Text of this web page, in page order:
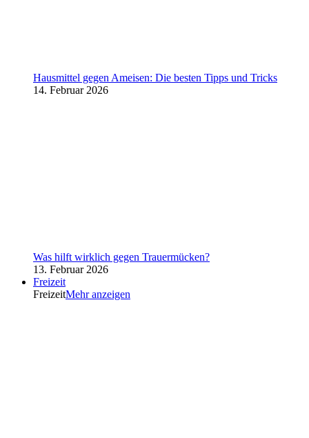
Hausmittel gegen Ameisen: Die besten Tipps und Tricks
14. Februar 2026
Was hilft wirklich gegen Trauermücken?
13. Februar 2026
Freizeit
FreizeitMehr anzeigen